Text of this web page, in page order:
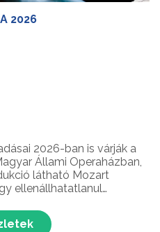
2026
2026-ban is várják a
Állami Operaházban,
látható Mozart
ellenállhatatlanul
szülőként